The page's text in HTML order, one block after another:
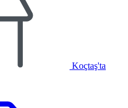
Koçtaş'ta